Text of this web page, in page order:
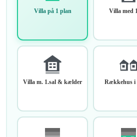
Villa på 1 plan Villa med
Villa m. 1.sal & kælder Rækkehus i